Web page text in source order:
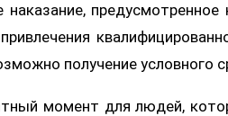
предусмотренное
получение условного
момент для людей,